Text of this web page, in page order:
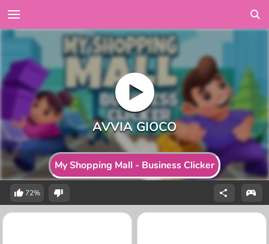
My Shopping Mall - Business Clicker
72%